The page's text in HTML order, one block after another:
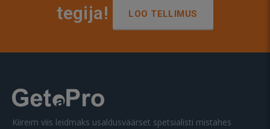
tegija!
LOO TELLIMUS
Kiireim viis leidmaks usaldusväärset spetsialisti mistahes